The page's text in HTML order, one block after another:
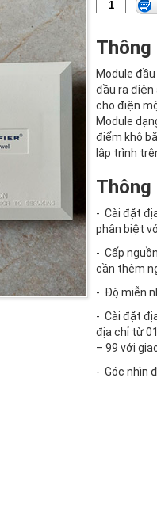
Thông
Module
đầu ra điện
cho điện
Module
điểm khô
lập trình
- Cài đặt
phân biệt
- Cấp
cần thêm
- Độ miễn
- Cài đặt
địa chỉ từ
– 99 với
- Góc nhìn